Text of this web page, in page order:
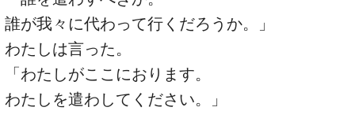
誰が我々に代わって行くだろうか。」
わたしは言った。
「わたしがここにおります。
わたしを遣わしてください。」